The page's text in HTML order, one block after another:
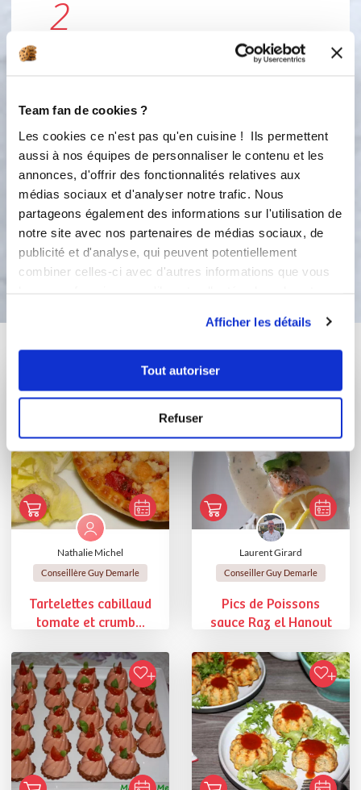
Team fan de cookies ?
Les cookies ce n'est pas qu'en cuisine ! Ils permettent
aussi à nos équipes de personnaliser le contenu et les
annonces, d'offrir des fonctionnalités relatives aux
médias sociaux et d'analyser notre trafic. Nous
partageons également des informations sur l'utilisation de
notre site avec nos partenaires de médias sociaux, de
publicité et d'analyse, qui peuvent potentiellement
combiner celles-ci avec d'autres informations que vous
Afficher les détails
Tout autoriser
Refuser
2
4
5
6
Bon appétit !
Vous aimerez aussi ...
Nathalie Michel
Conseillère Guy Demarle
Tartelettes cabillaud
tomate et crumb...
Laurent Girard
Conseiller Guy Demarle
Pics de Poissons
sauce Raz el Hanout